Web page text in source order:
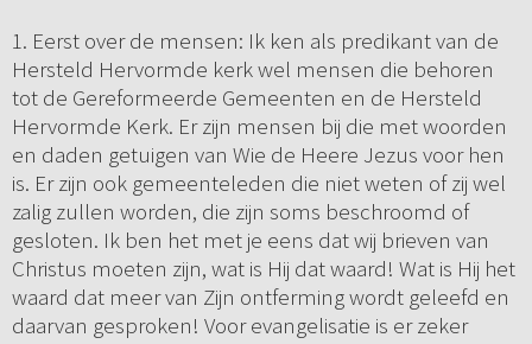
1. Eerst over de mensen: Ik ken als predikant van de
Hersteld Hervormde kerk wel mensen die behoren
tot de Gereformeerde Gemeenten en de Hersteld
Hervormde Kerk. Er zijn mensen bij die met woorden
en daden getuigen van Wie de Heere Jezus voor hen
is. Er zijn ook gemeenteleden die niet weten of zij wel
zalig zullen worden, die zijn soms beschroomd of
gesloten. Ik ben het met je eens dat wij brieven van
Christus moeten zijn, wat is Hij dat waard! Wat is Hij het
waard dat meer van Zijn ontferming wordt geleefd en
daarvan gesproken! Voor evangelisatie is er zeker